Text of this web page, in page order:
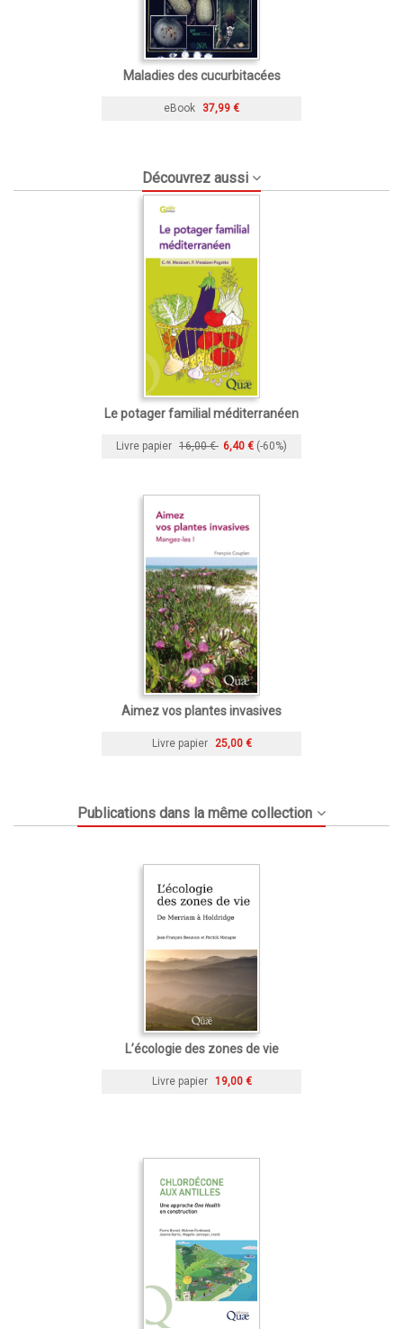
Maladies des cucurbitacées
eBook 37,99 €
Découvrez aussi
Le potager familial méditerranéen
Livre papier 16,00 € 6,40 € (-60%)
Aimez vos plantes invasives
Livre papier 25,00 €
Publications dans la même collection
L’écologie des zones de vie
Livre papier 19,00 €